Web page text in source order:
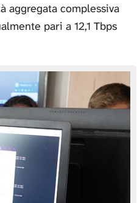
aggregata complessiva
pari a 12,1 Tbps